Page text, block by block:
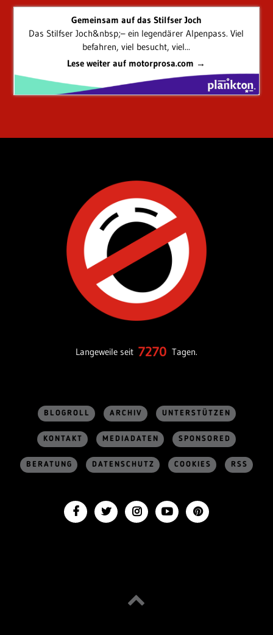
Gemeinsam auf das Stilfser Joch
Das Stilfser Joch&nbsp;– ein legendärer Alpenpass. Viel
befahren, viel besucht, viel...
Lese weiter auf motorprosa.com →
Langeweile seit 7270 Tagen.
BLOGROLL ARCHIV UNTERSTÜTZEN
KONTAKT MEDIADATEN SPONSORED
BERATUNG DATENSCHUTZ COOKIES RSS